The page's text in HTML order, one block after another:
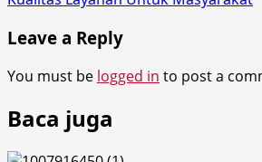
Leave a Reply
You must be logged in to post a
Baca juga